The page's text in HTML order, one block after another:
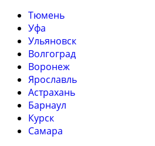
Тюмень
Уфа
Ульяновск
Волгоград
Воронеж
Ярославль
Астрахань
Барнаул
Курск
Самара